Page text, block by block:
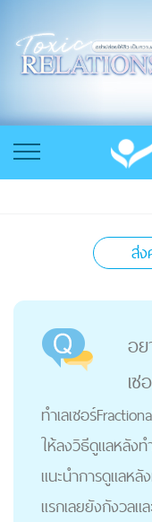
ส่
อ
เซ
ทำเลเซอร์
ให้ลงวิธีดูแลหลังท
แนะนำการดูแลหลั
แรกเลยยังกังวลแ